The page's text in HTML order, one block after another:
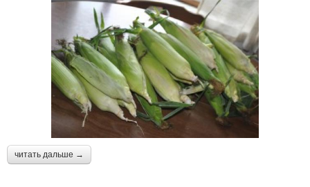
читать дальше →